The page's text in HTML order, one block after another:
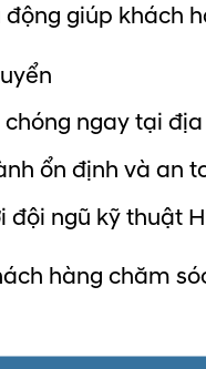
giúp khách
ngay tại
ổn định và an
ngũ kỹ thuật
hàng chăm